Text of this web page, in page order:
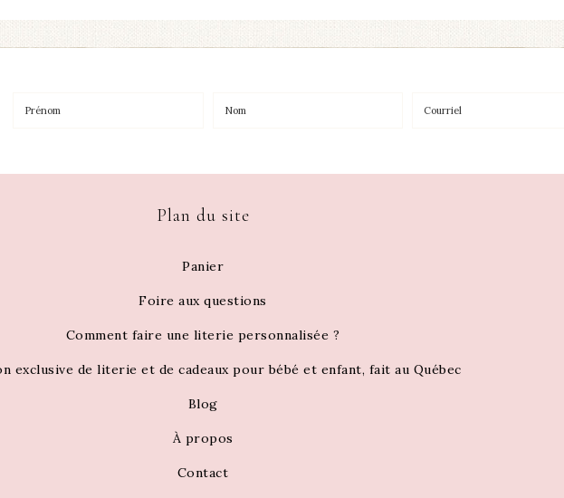
Plan du site
Panier
Foire aux questions
Comment faire une literie personnalisée ?
exclusive de literie et de cadeaux pour bébé et enfant, fait au Québec
Blog
À propos
Contact